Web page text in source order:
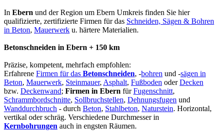
In Ebern und der Region um Ebern Umkreis finden Sie hier
qualifizierte, zertifizierte Firmen für das Schneiden, Sägen & Bohren
in Beton, Mauerwerk u. härtere Materialien.
Betonschneiden in Ebern + 150 km
Präzise, kompetent, mehrfach empfohlen:
Erfahrene Firmen für das Betonschneiden, -bohren und -sägen in
Beton, Mauerwerk, Steinmauer, Asphalt, Fußboden oderDecken
bzw. Deckenwand; Firmen in Ebern fürFugenschnitt,
Schrammbordschnitte, Sollbruchstellen, Dehnungsfugen und
Wanddurchbruch - durch Beton, Stahlbeton, Naturstein. Horizontal,
vertikal oder schräg. Verschiedene Durchmesser in
Kernbohrungen auch in engsten Räumen.